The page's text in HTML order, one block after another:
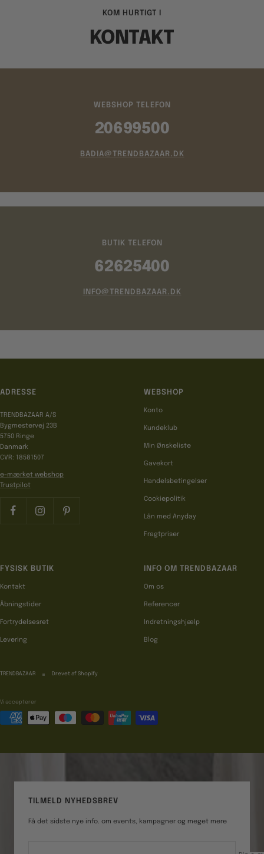
KOM HURTIGT I
KONTAKT
WEBSHOP TELEFON
20699500
BADIA@TRENDBAZAAR.DK
BUTIK TELEFON
62625400
INFO@TRENDBAZAAR.DK
ADRESSE
TRENDBAZAAR A/S
Bygmestervej 23B
5750 Ringe
Danmark
CVR: 18581507
e-mærket webshop
Trustpilot
WEBSHOP
Konto
Kundeklub
Min Ønskeliste
Gavekort
Handelsbetingelser
Cookiepolitik
Lån med Anyday
Fragtpriser
FYSISK BUTIK
Kontakt
Åbningstider
Fortrydelsesret
Levering
INFO OM TRENDBAZAAR
Om os
Referencer
Indretningshjælp
Blog
TRENDBAZAAR Drevet af Shopify
Vi accepterer
TILMELD NYHEDSBREV
Få det sidste nye info. om events, kampagner og meget mere